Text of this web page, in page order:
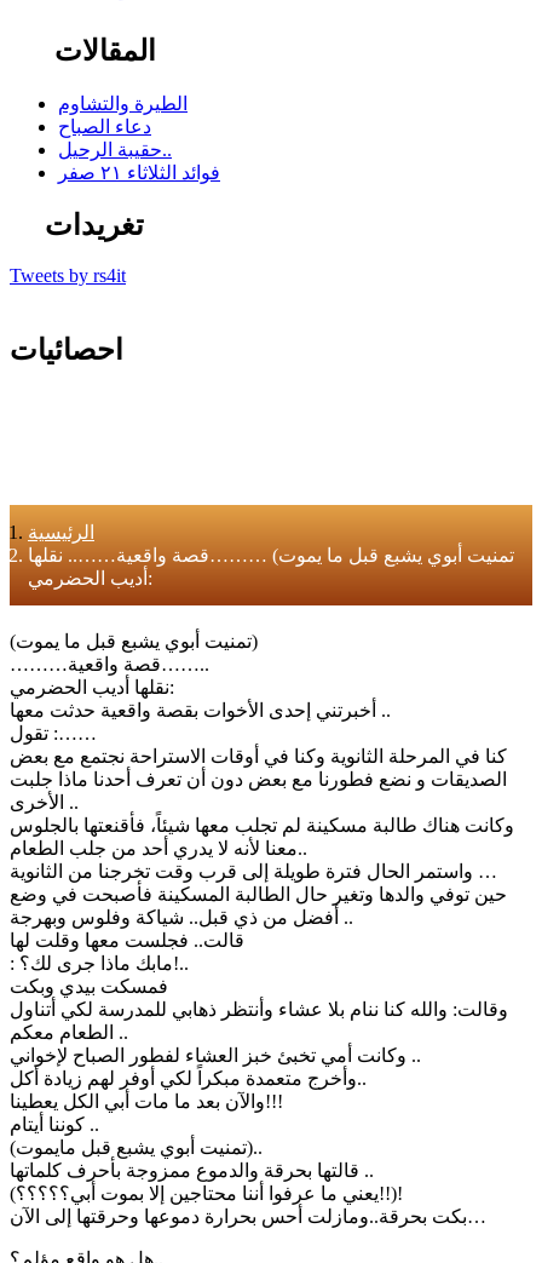
المقالات
الطيرة والتشاوم
دعاء الصباح
حقيبة الرحيل..
فوائد الثلاثاء ٢١ صفر
تغريدات
Tweets by rs4it
احصائيات
الرئيسية
تمنيت أبوي يشبع قبل ما يموت) ………قصة واقعية…….. نقلها
أديب الحضرمي:
(تمنيت أبوي يشبع قبل ما يموت)
………قصة واقعية……..
نقلها أديب الحضرمي:
أخبرتني إحدى الأخوات بقصة واقعية حدثت معها ..
تقول :……
كنا في المرحلة الثانوية وكنا في أوقات الاستراحة نجتمع مع بعض
الصديقات و نضع فطورنا مع بعض دون أن تعرف أحدنا ماذا جلبت
الأخرى ..
وكانت هناك طالبة مسكينة لم تجلب معها شيئاً، فأقنعتها بالجلوس
معنا لأنه لا يدري أحد من جلب الطعام..
واستمر الحال فترة طويلة إلى قرب وقت تخرجنا من الثانوية …
حين توفي والدها وتغير حال الطالبة المسكينة فأصبحت في وضع
أفضل من ذي قبل.. شياكة وفلوس وبهرجة ..
قالت.. فجلست معها وقلت لها
: مابك ماذا جرى لك؟!..
فمسكت بيدي وبكت
وقالت: والله كنا ننام بلا عشاء وأنتظر ذهابي للمدرسة لكي أتناول
الطعام معكم ..
وكانت أمي تخبئ خبز العشاء لفطور الصباح لإخواني ..
وأخرج متعمدة مبكراً لكي أوفر لهم زيادة أكل..
والآن بعد ما مات أبي الكل يعطينا!!!
كوننا أيتام ..
(تمنيت أبوي يشبع قبل مايموت)..
قالتها بحرقة والدموع ممزوجة بأحرف كلماتها ..
(يعني ما عرفوا أننا محتاجين إلا بموت أبي؟؟؟؟؟!!)!
بكت بحرقة..ومازلت أحس بحرارة دموعها وحرقتها إلى الآن…